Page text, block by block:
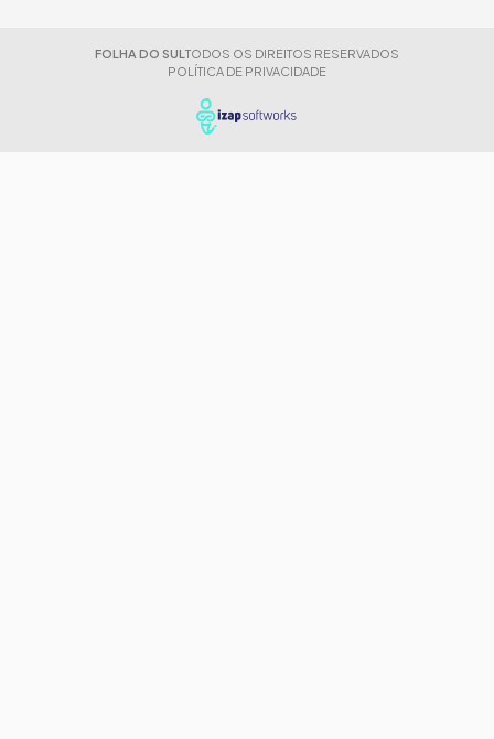
FOLHA DO SUL TODOS OS DIREITOS RESERVADOS
POLÍTICA DE PRIVACIDADE